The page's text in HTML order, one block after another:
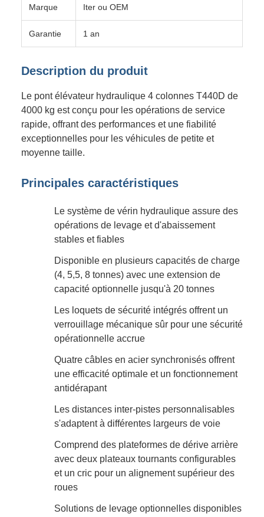
Marque Iter ou OEM
Garantie 1 an
Description du produit
Le pont élévateur hydraulique 4 colonnes T440D de
4000 kg est conçu pour les opérations de service
rapide, offrant des performances et une fiabilité
exceptionnelles pour les véhicules de petite et
moyenne taille.
Principales caractéristiques
Le système de vérin hydraulique assure des
opérations de levage et d'abaissement
stables et fiables
Disponible en plusieurs capacités de charge
(4, 5,5, 8 tonnes) avec une extension de
capacité optionnelle jusqu'à 20 tonnes
Les loquets de sécurité intégrés offrent un
verrouillage mécanique sûr pour une sécurité
opérationnelle accrue
Quatre câbles en acier synchronisés offrent
une efficacité optimale et un fonctionnement
antidérapant
Les distances inter-pistes personnalisables
s'adaptent à différentes largeurs de voie
Comprend des plateformes de dérive arrière
avec deux plateaux tournants configurables
et un cric pour un alignement supérieur des
roues
Solutions de levage optionnelles disponibles